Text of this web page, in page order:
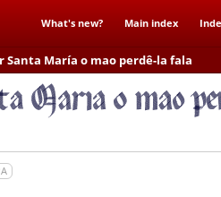
What's new? Main index
Santa María o mao perdê-la fala